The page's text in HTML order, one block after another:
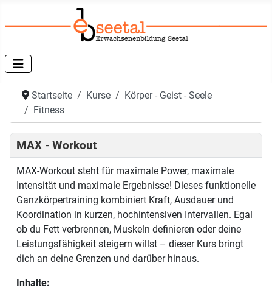
Startseite Kurse
Körper - Geist - Seele
Fitness
MAX - Workout
MAX-Workout steht für maximale Power, maximale
Intensität und maximale Ergebnisse! Dieses funktionelle
Ganzkörpertraining kombiniert Kraft, Ausdauer und
Koordination in kurzen, hochintensiven Intervallen. Egal
ob du Fett verbrennen, Muskeln definieren oder deine
Leistungsfähigkeit steigern willst – dieser Kurs bringt
dich an deine Grenzen und darüber hinaus.
Inhalte: